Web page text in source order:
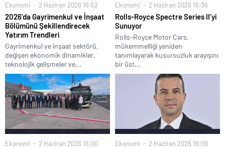
Ekonomi 2 Haziran 2026 16:52
2026’da Gayrimenkul ve İnşaat
Bölümünü Şekillendirecek
Yatırım Trendleri
Gayrimenkul ve inşaat sektörü,
değişen ekonomik dinamikler,
teknolojik gelişmeler ve...
Ekonomi 2 Haziran 2026 16:36
Rolls-Royce Spectre Series II’yi
Sunuyor
Rolls-Royce Motor Cars,
mükemmelliği yeniden
tanımlayarak kusursuzluk arayışını
bir üst...
Ekonomi 2 Haziran 2026 16:00 Ekonomi 2 Haziran 2026 16:00